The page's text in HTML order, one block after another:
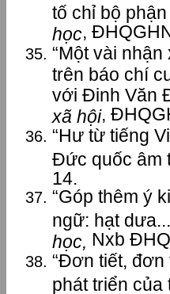
tố chỉ bộ
học,
“Một vài
trên báo chí
với Đinh Văn
xã hội,
“Hư từ tiếng
Đức quốc âm
14.
“Góp thêm ý
ngữ: hạt
học, Nxb
“Đơn tiết, đơn
phát triển của